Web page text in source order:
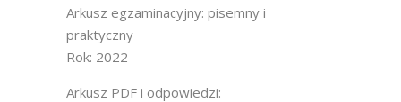
Arkusz egzaminacyjny: pisemny i
praktyczny
Rok: 2022
Arkusz PDF i odpowiedzi: